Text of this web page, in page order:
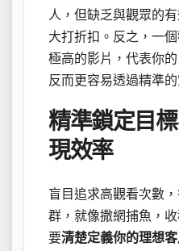
人，但缺乏與觀眾的
大打折扣。反之，一
極高的影片，代表你
反而更容易透過精準的
精準鎖定目
現效率
盲目追求高觀看次數
群，就像撒網捕魚，
要清楚定義你的理想客